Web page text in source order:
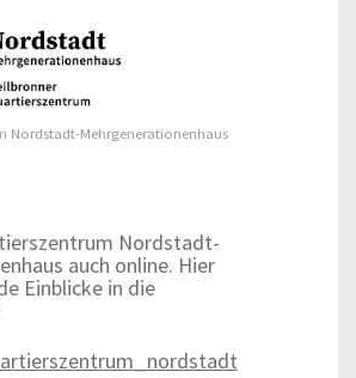
Nordstadt-Mehrgenerationenhaus
Nordstadt-
auch online. Hier
Einblicke in die